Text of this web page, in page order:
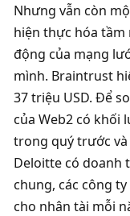
Nhưng vẫn còn
hiện thực hóa tầm
động của mạng
mình. Braintrust
37 triệu USD. Để
của Web2 có khối
trong quý trước và
Deloitte có doanh
chung, các công
cho nhân tài mỗi